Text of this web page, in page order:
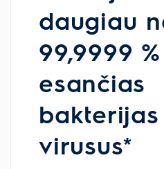
daugiau
99,9999
esančias
virusus*